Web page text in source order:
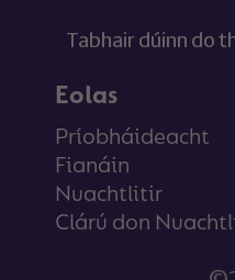
Tabhair dúinn do
Eolas
Príobháideacht
Fianáin
Nuachtlitir
Clárú don